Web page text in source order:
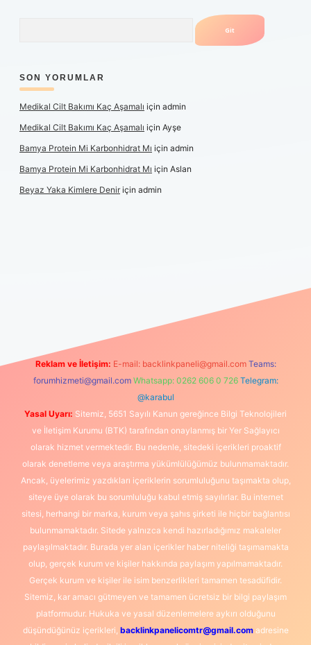
SON YORUMLAR
Medikal Cilt Bakımı Kaç Aşamalı için admin
Medikal Cilt Bakımı Kaç Aşamalı için Ayşe
Bamya Protein Mi Karbonhidrat Mı için admin
Bamya Protein Mi Karbonhidrat Mı için Aslan
Beyaz Yaka Kimlere Deniriçin admin
Reklam ve İletişim: E-mail: backlinkpaneli@gmail.com Teams:
forumhizmeti@gmail.com Whatsapp: 0262 606 0 726 Telegram:
@karabul
Yasal Uyarı: Sitemiz, 5651 Sayılı Kanun gereğince Bilgi Teknolojileri
ve İletişim Kurumu (BTK) tarafından onaylanmış bir Yer Sağlayıcı
olarak hizmet vermektedir. Bu nedenle, sitedeki içerikleri proaktif
olarak denetleme veya araştırma yükümlülüğümüz bulunmamaktadır.
Ancak, üyelerimiz yazdıkları içeriklerin sorumluluğunu taşımakta olup,
siteye üye olarak bu sorumluluğu kabul etmiş sayılırlar. Bu internet
sitesi, herhangi bir marka, kurum veya şahıs şirketi ile hiçbir bağlantısı
bulunmamaktadır. Sitede yalnızca kendi hazırladığımız makaleler
paylaşılmaktadır. Burada yer alan içerikler haber niteliği taşımamakta
olup, gerçek kurum ve kişiler hakkında paylaşım yapılmamaktadır.
Gerçek kurum ve kişiler ile isim benzerlikleri tamamen tesadüfidir.
Sitemiz, kar amacı gütmeyen ve tamamen ücretsiz bir bilgi paylaşım
platformudur. Hukuka ve yasal düzenlemelere aykırı olduğunu
düşündüğünüz içerikleri, backlinkpanelicomtr@gmail.comadresine